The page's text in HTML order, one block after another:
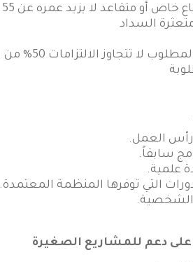
أو متقاعد لا يزيد عمره عن 55 سنة
السداد
الراتب بما فيها الالتزامات الناشئة عن باب رزق جميل
العمل.
سابقاً.
علمية.
التي توفرها المنظمة المعتمدة.
الشخصية.
دعم للمشاريع الصغيرة